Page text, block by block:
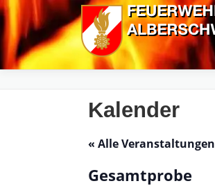
Zum
Inhalt
springen
Kalender
« Alle Veranstaltungen
Gesamtprobe